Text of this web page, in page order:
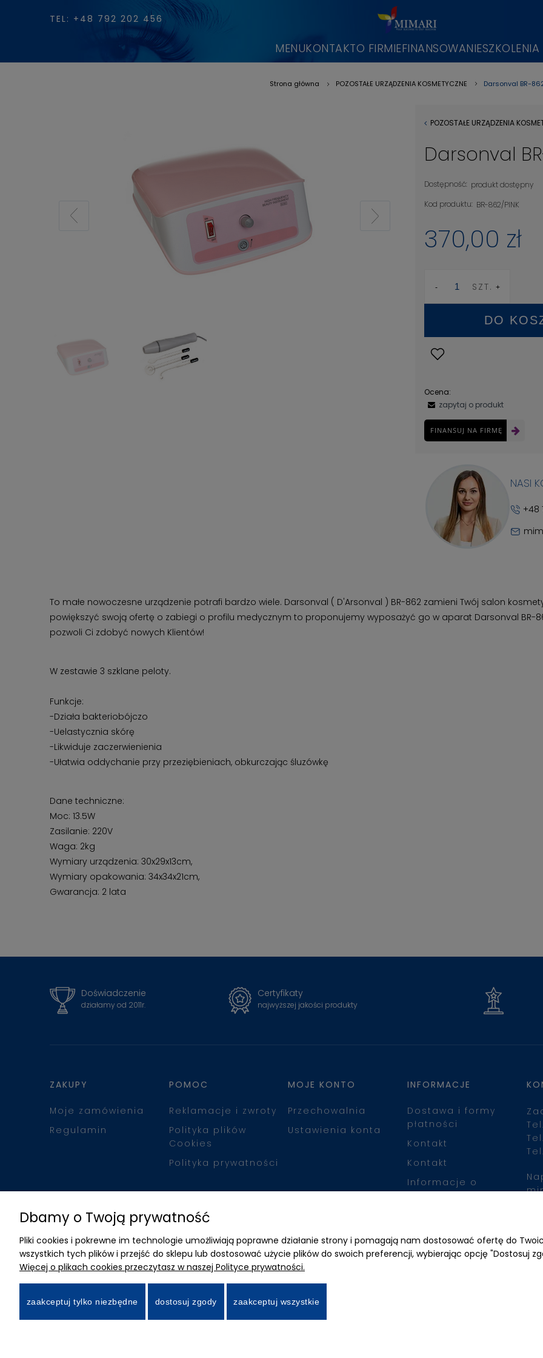
TEL: +48 792 202 456
MENUKONTAKTO FIRMIEFINANSOWANIESZKOLENIA
Strona główna POZOSTAŁE URZĄDZENIA KOSMETYCZNE Darsonval BR-
POZOSTAŁE URZĄDZENIA
Darsonval
Dostępność: produkt dostępny
Kod produktu: BR-862/PINK
370,00 zł
SZT.
DO
Ocena:
zapytaj o produkt
FINANSUJ NA FIRMĘ
NASI
+48
To małe nowoczesne urządzenie potrafi bardzo wiele. Darsonval ( D'Arsonval ) BR-862 zamieni Twój salon
powiększyć swoją ofertę o zabiegi o profilu medycznym to proponujemy wyposażyć go w aparat Darsonval BR-
pozwoli Ci zdobyć nowych Klientów!
W zestawie 3 szklane peloty.
Funkcje:
-Działa bakteriobójczo
-Uelastycznia skórę
-Likwiduje zaczerwienienia
-Ułatwia oddychanie przy przeziębieniach, obkurczając śluzówkę
Dane techniczne:
Moc: 13.5W
Zasilanie: 220V
Waga: 2kg
Wymiary urządzenia: 30x29x13cm,
Wymiary opakowania: 34x34x21cm,
Gwarancja: 2 lata
Doświadczenie
działamy od 2011r.
Certyfikaty
najwyższej jakości produkty
ZAKUPY
Moje zamówienia
Regulamin
POMOC
Reklamacje i zwroty
Polityka plików
Cookies
Polityka prywatności
MOJE KONTO
Przechowalnia
Ustawienia konta
INFORMACJE
Dostawa i formy
płatności
Kontakt
Kontakt
Informacje o
Dbamy o Twoją prywatność
Pliki cookies i pokrewne im technologie umożliwiają poprawne działanie strony i pomagają nam dostosować ofertę do
wszystkich tych plików i przejść do sklepu lub dostosować użycie plików do swoich preferencji, wybierając opcję "Dostosuj
Więcej o plikach cookies przeczytasz w naszej Polityce prywatności.
zaakceptuj tylko niezbędne dostosuj zgody zaakceptuj wszystkie